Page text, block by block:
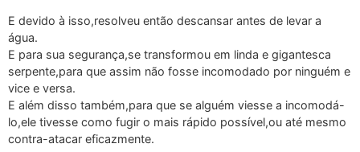
E devido à isso,resolveu então descansar antes de levar a
água.
E para sua segurança,se transformou em linda e gigantesca
serpente,para que assim não fosse incomodado por ninguém e
vice e versa.
E além disso também,para que se alguém viesse a incomodá-
lo,ele tivesse como fugir o mais rápido possível,ou até mesmo
contra-atacar eficazmente.